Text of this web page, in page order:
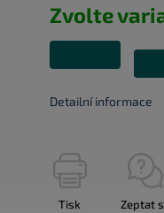
Zvolte
Detailní informace
Tisk Zeptat